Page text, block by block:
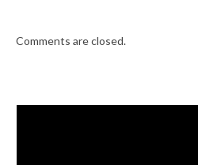
Comments are closed.